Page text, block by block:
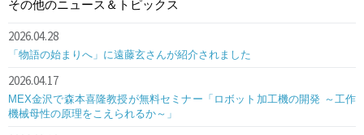
その他のニュース＆トピックス
2026.04.28
「物語の始まりへ」に遠藤玄さんが紹介されました
2026.04.17
MEX金沢で森本喜隆教授が無料セミナー「ロボット加工機の開発 ～工作
機械母性の原理をこえられるか～」